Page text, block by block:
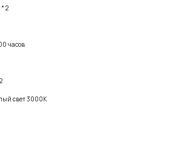
* 2
часов
свет 3000К